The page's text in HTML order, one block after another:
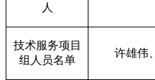
人
技术服务项目
组人员名单
许雄伟、